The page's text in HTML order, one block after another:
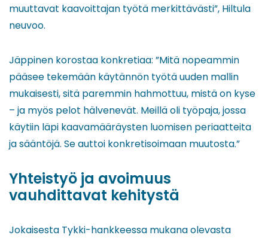
muuttavat kaavoittajan työtä merkittävästi”, Hiltula
neuvoo.
Jäppinen korostaa konkretiaa: ”Mitä nopeammin
pääsee tekemään käytännön työtä uuden mallin
mukaisesti, sitä paremmin hahmottuu, mistä on kyse
– ja myös pelot hälvenevät. Meillä oli työpaja, jossa
käytiin läpi kaavamääräysten luomisen periaatteita
ja sääntöjä. Se auttoi konkretisoimaan muutosta.”
Yhteistyö ja avoimuus
vauhdittavat kehitystä
Jokaisesta Tykki-hankkeessa mukana olevasta